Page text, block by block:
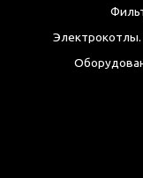
Электрокотлы.